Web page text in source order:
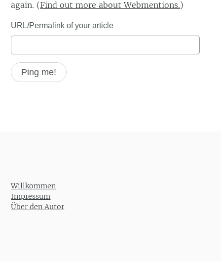
again. (Find out more about Webmentions.)
URL/Permalink of your article
Willkommen
Impressum
Über den Autor